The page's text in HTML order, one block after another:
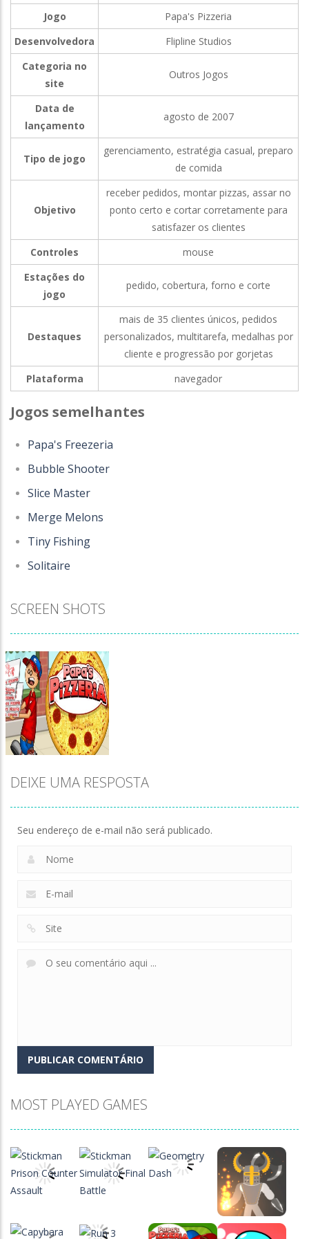
Jogo
Papa's Pizzeria
Desenvolvedora
Flipline Studios
Categoria no
site
Outros Jogos
Data de
lançamento
agosto de 2007
Tipo de jogo
gerenciamento, estratégia casual, preparo
de comida
Objetivo
receber pedidos, montar pizzas, assar no
ponto certo e cortar corretamente para
satisfazer os clientes
Controles
mouse
Estações do
jogo
pedido, cobertura, forno e corte
Destaques
mais de 35 clientes únicos, pedidos
personalizados, multitarefa, medalhas por
cliente e progressão por gorjetas
Plataforma
navegador
Jogos semelhantes
Papa's Freezeria
Bubble Shooter
Slice Master
Merge Melons
Tiny Fishing
Solitaire
SCREEN SHOTS
DEIXE UMA RESPOSTA
Seu endereço de e-mail não será publicado.
MOST PLAYED GAMES